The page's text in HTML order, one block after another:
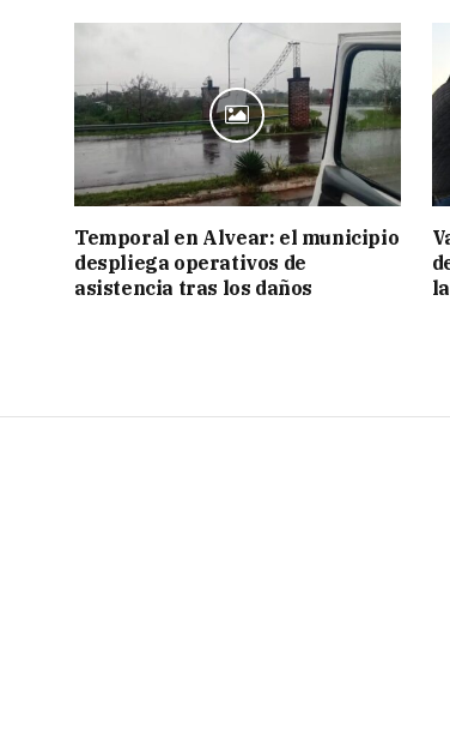
Temporal en Alvear: el municipio
despliega operativos de
asistencia tras los daños